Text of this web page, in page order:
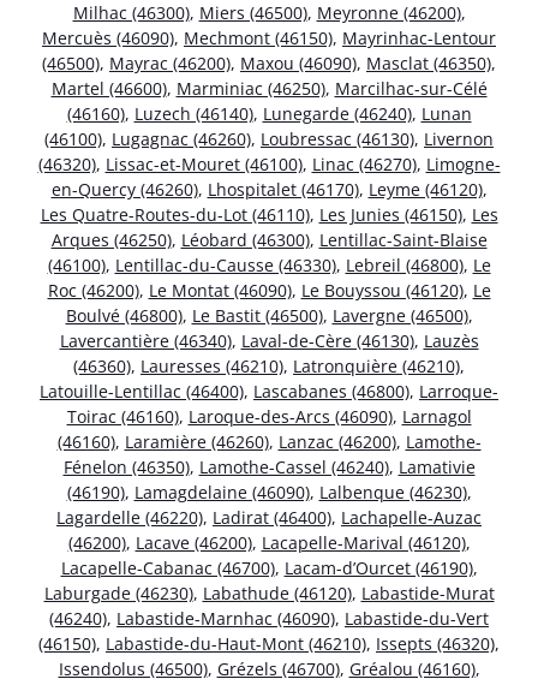
Milhac (46300), Miers (46500), Meyronne (46200),
Mercuès (46090), Mechmont (46150), Mayrinhac-Lentour
(46500), Mayrac (46200), Maxou (46090), Masclat (46350),
Martel (46600), Marminiac (46250), Marcilhac-sur-Célé
(46160), Luzech (46140), Lunegarde (46240), Lunan
(46100), Lugagnac (46260), Loubressac (46130), Livernon
(46320), Lissac-et-Mouret (46100), Linac (46270), Limogne-
en-Quercy (46260), Lhospitalet (46170), Leyme (46120),
Les Quatre-Routes-du-Lot (46110), Les Junies (46150), Les
Arques (46250), Léobard (46300), Lentillac-Saint-Blaise
(46100), Lentillac-du-Causse (46330), Lebreil (46800), Le
Roc (46200), Le Montat (46090), Le Bouyssou (46120), Le
Boulvé (46800), Le Bastit (46500), Lavergne (46500),
Lavercantière (46340), Laval-de-Cère (46130), Lauzès
(46360), Lauresses (46210), Latronquière (46210),
Latouille-Lentillac (46400), Lascabanes (46800), Larroque-
Toirac (46160), Laroque-des-Arcs (46090), Larnagol
(46160), Laramière (46260), Lanzac (46200), Lamothe-
Fénelon (46350), Lamothe-Cassel (46240), Lamativie
(46190), Lamagdelaine (46090), Lalbenque (46230),
Lagardelle (46220), Ladirat (46400), Lachapelle-Auzac
(46200), Lacave (46200), Lacapelle-Marival (46120),
Lacapelle-Cabanac (46700), Lacam-d’Ourcet (46190),
Laburgade (46230), Labathude (46120), Labastide-Murat
(46240), Labastide-Marnhac (46090), Labastide-du-Vert
(46150), Labastide-du-Haut-Mont (46210), Issepts (46320),
Issendolus (46500), Grézels (46700), Gréalou (46160),